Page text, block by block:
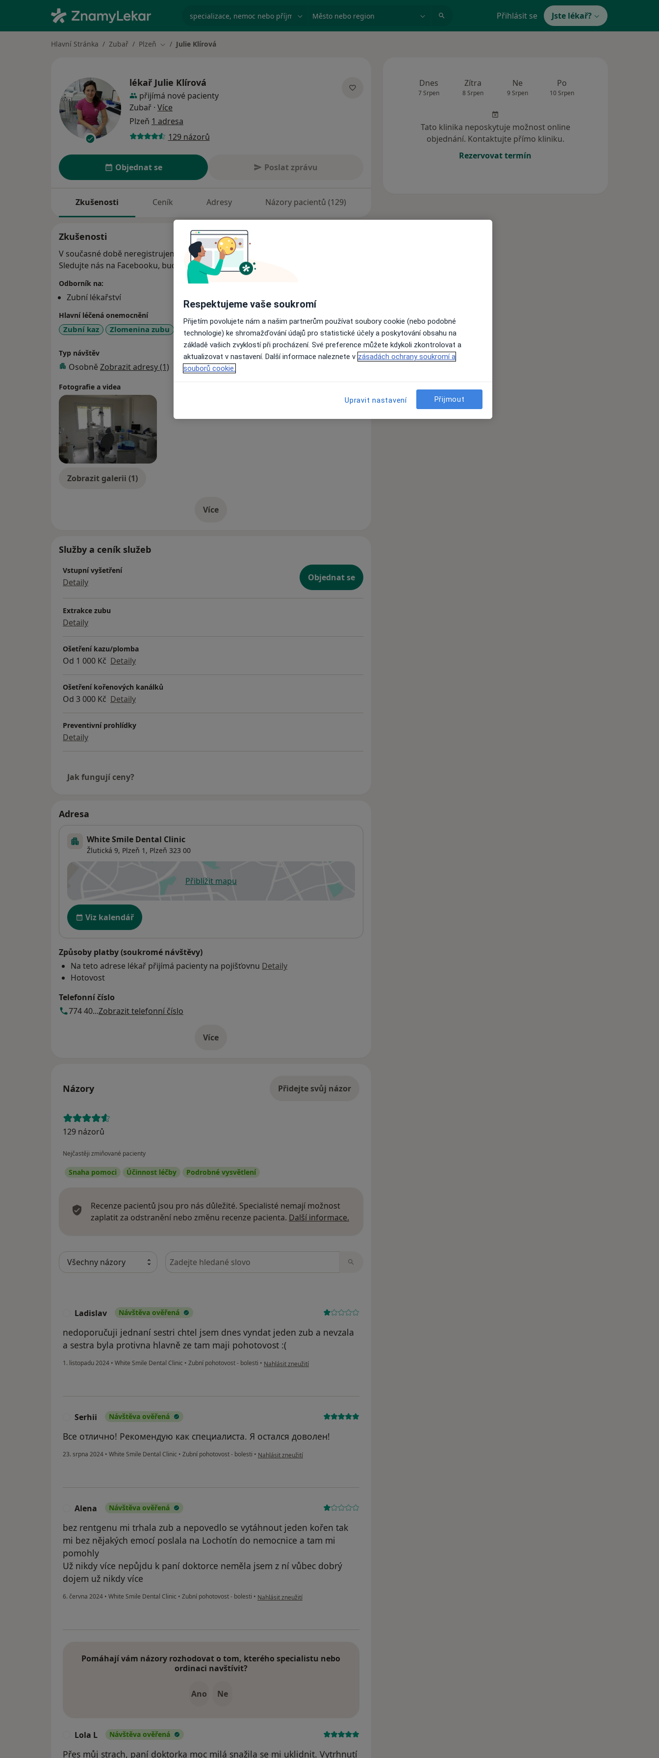
specializace, nemoc nebo příjmení Město nebo region Přihlásit se Jste lékař?
Hlavní Stránka Zubař Plzeň Změna města
Julie Klírová
lékař Julie Klírová
přijímá nové pacienty
Zubař · Více
Plzeň 1 adresa
129 názorů
Objednat se Poslat zprávu
Zkušenosti Ceník Adresy Názory pacientů (129)
Zkušenosti
V současné době neregistrujeme nové pacienty.
Sledujte nás na Facebooku, budeme tam přidávat novinky. Děkujeme
Odborník na:
Zubní lékařství
Hlavní léčená onemocnění
Zubní kaz Zlomenina zubu Onemocnění zubní dřeně
Typ návštěv
Osobně Zobrazit adresy (1)
Fotografie a videa
Zobrazit galerii (1)
Víceo zkušenostech
Služby a ceník služeb
Vstupní vyšetření
Detaily Objednat se
Extrakce zubu
Detaily
Ošetření kazu/plomba
Od 1 000 Kč Detaily
Ošetření kořenových kanálků
Od 3 000 Kč Detaily
Preventivní prohlídky
Detaily
Jak fungují ceny?
Adresa
White Smile Dental Clinic
Žlutická 9, Plzeň 1 , Plzeň 323 00
Přiblížit mapuse otevře v nové záložce
Dostupnost
Viz kalendář
Způsoby platby (soukromé návštěvy)
Na teto adrese lékař přijímá pacienty na pojišťovnu Detaily
Hotovost
Telefonní číslo
774 40...Zobrazit telefonní číslo
Víceo adrese
Názory Přidejte svůj názor
129 názorů
Nejčastěji zmiňované pacienty
Snaha pomoci Účinnost léčby Podrobné vysvětlení
Recenze pacientů jsou pro nás důležité. Specialisté nemají možnost
zaplatit za odstranění nebo změnu recenze pacienta. Další informace.
Hledejte v názorech
Ladislav Návštěva ověřená
nedoporučuji jednaní sestri chtel jsem dnes vyndat jeden zub a nevzala
a sestra byla protivna hlavně ze tam maji pohotovost :(
1. listopadu 2024 • White Smile Dental Clinic • Zubní pohotovost - bolesti • podle názoru uživatele Ladislav
Nahlásit zneužití
Serhii Návštěva ověřená
Все отлично! Рекомендую как специалиста. Я остался доволен!
23. srpna 2024 • White Smile Dental Clinic • Zubní pohotovost - bolesti • podle názoru uživatele Serhii
Nahlásit zneužití
Alena Návštěva ověřená
bez rentgenu mi trhala zub a nepovedlo se vytáhnout jeden kořen tak
mi bez nějakých emocí poslala na Lochotín do nemocnice a tam mi
pomohly
Už nikdy více nepůjdu k paní doktorce neměla jsem z ní vůbec dobrý
dojem už nikdy více
6. června 2024 • White Smile Dental Clinic • Zubní pohotovost - bolesti • podle názoru uživatele Alena
Nahlásit zneužití
Pomáhají vám názory rozhodovat o tom, kterého specialistu nebo
ordinaci navštívit?
Ano Ne
Lola L Návštěva ověřená
Přes můj strach, paní doktorka moc milá snažila se mi uklidnit. Vytrhnutí
Dnes
7 Srpen
Zítra
8 Srpen
Ne
9 Srpen
Po
10 Srpen
Tato klinika neposkytuje možnost online
objednání. Kontaktujte přímo kliniku.
Rezervovat termín
Respektujeme vaše soukromí
Přijetím povolujete nám a našim partnerům používat soubory cookie (nebo podobné
technologie) ke shromažďování údajů pro statistické účely a poskytování obsahu na
základě vašich zvyklostí při procházení. Své preference můžete kdykoli zkontrolovat a
aktualizovat v nastavení. Další informace naleznete v zásadách ochrany soukromí a
souborů cookie.
Upravit nastavení Přijmout